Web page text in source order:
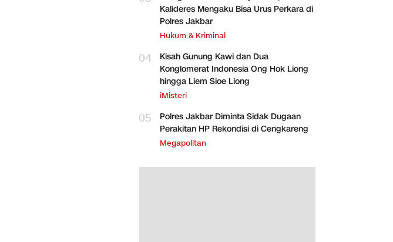
Kalideres Mengaku Bisa Urus Perkara di
Polres Jakbar
Hukum & Kriminal
04
Kisah Gunung Kawi dan Dua
Konglomerat Indonesia Ong Hok Liong
hingga Liem Sioe Liong
iMisteri
05
Polres Jakbar Diminta Sidak Dugaan
Perakitan HP Rekondisi di Cengkareng
Megapolitan